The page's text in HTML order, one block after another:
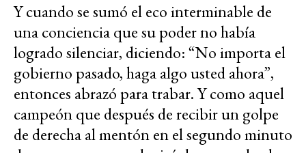
Y cuando se sumó el eco interminable de
una conciencia que su poder no había
logrado silenciar, diciendo: “No importa el
gobierno pasado, haga algo usted ahora”,
entonces abrazó para trabar. Y como aquel
campeón que después de recibir un golpe
de derecha al mentón en el segundo minuto